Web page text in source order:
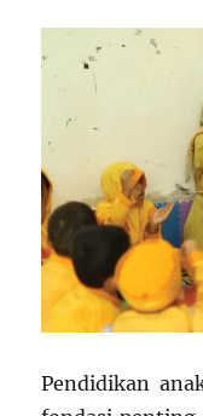
Pendidikan